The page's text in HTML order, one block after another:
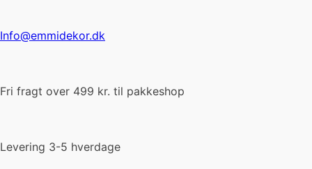
Info@emmidekor.dk
Fri fragt over 499 kr. til pakkeshop
Levering 3-5 hverdage